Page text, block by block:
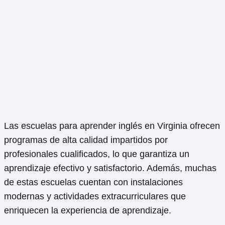
Las escuelas para aprender inglés en Virginia ofrecen
programas de alta calidad impartidos por
profesionales cualificados, lo que garantiza un
aprendizaje efectivo y satisfactorio. Además, muchas
de estas escuelas cuentan con instalaciones
modernas y actividades extracurriculares que
enriquecen la experiencia de aprendizaje.